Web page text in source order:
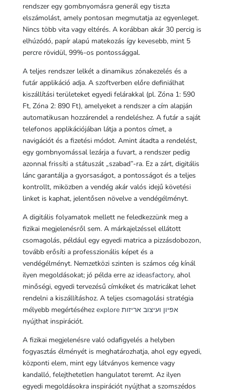
rendszer egy gombnyomásra generál egy tiszta
elszámolást, amely pontosan megmutatja az egyenleget.
Nincs több vita vagy eltérés. A korábban akár 30 percig is
elhúzódó, papír alapú matekozás így kevesebb, mint 5
percre rövidül, 99%-os pontossággal.
A teljes rendszer lelkét a dinamikus zónakezelés és a
futár applikáció adja. A szoftverben előre definiálhat
kiszállítási területeket egyedi felárakkal (pl. Zóna 1: 590
Ft, Zóna 2: 890 Ft), amelyeket a rendszer a cím alapján
automatikusan hozzárendel a rendeléshez. A futár a saját
telefonos applikációjában látja a pontos címet, a
navigációt és a fizetési módot. Amint átadta a rendelést,
egy gombnyomással lezárja a fuvart, a rendszer pedig
azonnal frissíti a státuszát „szabad”-ra. Ez a zárt, digitális
lánc garantálja a gyorsaságot, a pontosságot és a teljes
kontrollt, miközben a vendég akár valós idejű követési
linket is kaphat, jelentősen növelve a vendégélményt.
A digitális folyamatok mellett ne feledkezzünk meg a
fizikai megjelenésről sem. A márkajelzéssel ellátott
csomagolás, például egy egyedi matrica a pizzásdobozon,
tovább erősíti a professzionális képet és a
vendégélményt. Nemzetközi szinten is számos cég kínál
ilyen megoldásokat; jó példa erre az ideasfactory, ahol
minőségi, egyedi tervezésű címkéket és matricákat lehet
rendelni a kiszállításhoz. A teljes csomagolási stratégia
mélyebb megértéséhez
explore אפיון ועיצוב אריזות
nyújthat inspirációt.
A fizikai megjelenésre való odafigyelés a helyben
fogyasztás élményét is meghatározhatja, ahol egy egyedi,
központi elem, mint egy látványos kemence vagy
kandalló, felejthetetlen hangulatot teremt. Az ilyen
egyedi megoldásokra inspirációt nyújthat a szomszédos